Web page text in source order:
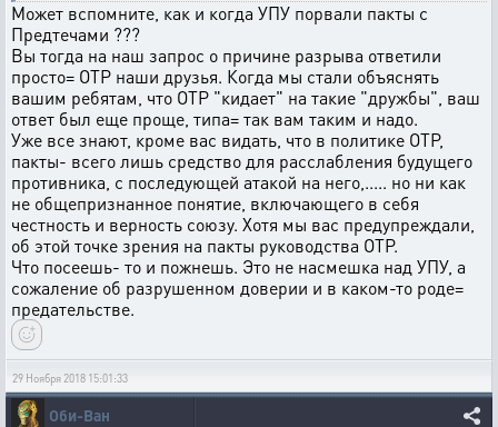
Может вспомните, как и когда УПУ порвали пакты с
Предтечами ???
Вы тогда на наш запрос о причине разрыва ответили
просто= ОТР наши друзья. Когда мы стали объяснять
вашим ребятам, что ОТР "кидает" на такие "дружбы", ваш
ответ был еще проще, типа= так вам таким и надо.
Уже все знают, кроме вас видать, что в политике ОТР,
пакты- всего лишь средство для расслабления будущего
противника, с последующей атакой на него,..... но ни как
не общепризнанное понятие, включающего в себя
честность и верность союзу. Хотя мы вас предупреждали,
об этой точке зрения на пакты руководства ОТР.
Что посеешь- то и пожнешь. Это не насмешка над УПУ, а
сожаление об разрушенном доверии и в каком-то роде=
предательстве.
29 Ноября 2018 15:01:33
Оби-Ван